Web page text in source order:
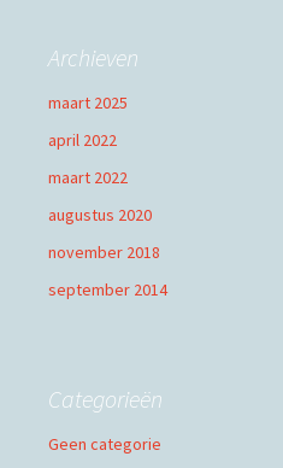
Archieven
maart 2025
april 2022
maart 2022
augustus 2020
november 2018
september 2014
Categorieën
Geen categorie